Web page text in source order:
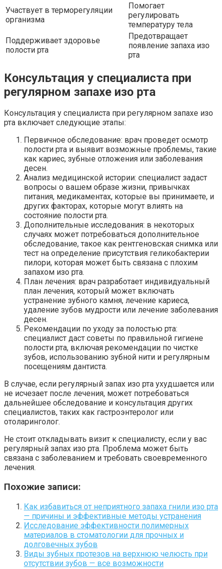
Участвует в терморегуляции
организма
Помогает
регулировать
температуру тела
Поддерживает здоровье
полости рта
Предотвращает
появление запаха изо
рта
Консультация у специалиста при
регулярном запахе изо рта
Консультация у специалиста при регулярном запахе изо
рта включает следующие этапы:
Первичное обследование: врач проведет осмотр
полости рта и выявит возможные проблемы, такие
как кариес, зубные отложения или заболевания
десен.
Анализ медицинской истории: специалист задаст
вопросы о вашем образе жизни, привычках
питания, медикаментах, которые вы принимаете, и
других факторах, которые могут влиять на
состояние полости рта.
Дополнительные исследования: в некоторых
случаях может потребоваться дополнительное
обследование, такое как рентгеновская снимка или
тест на определение присутствия геликобактерии
пилори, которая может быть связана с плохим
запахом изо рта.
План лечения: врач разработает индивидуальный
план лечения, который может включать
устранение зубного камня, лечение кариеса,
удаление зубов мудрости или лечение заболевания
десен.
Рекомендации по уходу за полостью рта:
специалист даст советы по правильной гигиене
полости рта, включая рекомендации по чистке
зубов, использованию зубной нити и регулярным
посещениям дантиста.
В случае, если регулярный запах изо рта ухудшается или
не исчезает после лечения, может потребоваться
дальнейшее обследование и консультация других
специалистов, таких как гастроэнтеролог или
отоларинголог.
Не стоит откладывать визит к специалисту, если у вас
регулярный запах изо рта. Проблема может быть
связана с заболеванием и требовать своевременного
лечения.
Похожие записи:
Как избавиться от неприятного запаха гнили изо рта
— причины и эффективные методы устранения
Исследование эффективности полимерных
материалов в стоматологии для прочных и
долговечных зубов
Виды зубных протезов на верхнюю челюсть при
отсутствии зубов — все возможности